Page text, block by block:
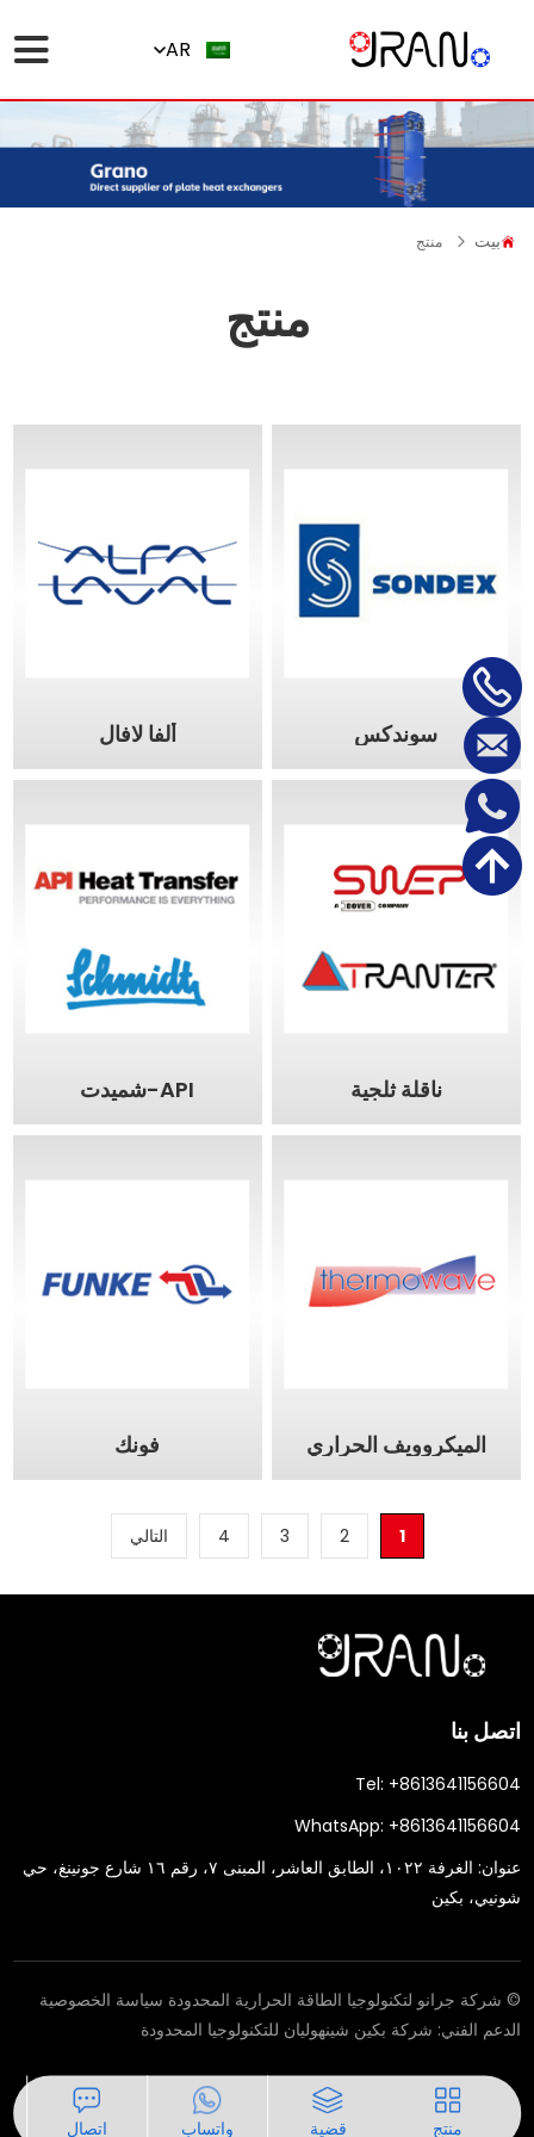
AR
بيت منتج
منتج
ألفا لافال سوندكس
API-شميدت ناقلة ثلجية
فونك الميكروويف الحراري
1
2
3
4 التالي
اتصل بنا
Tel: +8613641156604
WhatsApp: +8613641156604
عنوان:
الغرفة ١٠٢٢، الطابق العاشر، المبنى ٧، رقم ١٦ شارع جونينغ، حي
شونيي، بكين
© شركة جرانو لتكنولوجيا الطاقة الحرارية المحدودة سياسة الخصوصية
الدعم الفني: شركة بكين شينهوليان للتكنولوجيا المحدودة
منتج قضية واتساب اتصال